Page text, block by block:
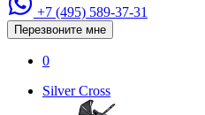
+7 (495) 589-37-31
Перезвоните мне
0
Silver Cross